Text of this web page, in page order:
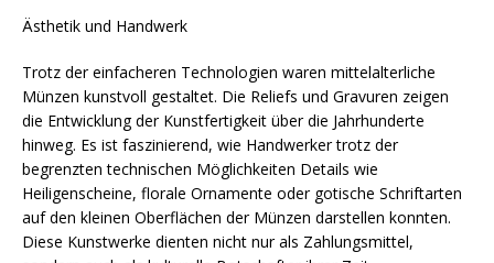
Ästhetik und Handwerk
Trotz der einfacheren Technologien waren mittelalterliche
Münzen kunstvoll gestaltet. Die Reliefs und Gravuren zeigen
die Entwicklung der Kunstfertigkeit über die Jahrhunderte
hinweg. Es ist faszinierend, wie Handwerker trotz der
begrenzten technischen Möglichkeiten Details wie
Heiligenscheine, florale Ornamente oder gotische Schriftarten
auf den kleinen Oberflächen der Münzen darstellen konnten.
Diese Kunstwerke dienten nicht nur als Zahlungsmittel,